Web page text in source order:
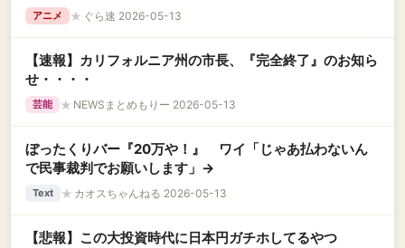
アニメ ★ ぐら速 2026-05-13
【速報】カリフォルニア州の市長、『完全終了』のお知ら
せ・・・・
芸能 ★ NEWSまとめもりー 2026-05-13
ぼったくりバー『20万や！』 ワイ「じゃあ払わないん
で民事裁判でお願いします」→
Text ★ カオスちゃんねる 2026-05-13
【悲報】この大投資時代に日本円ガチホしてるやつ